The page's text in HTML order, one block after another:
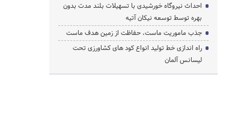
احداث نیروگاه خورشیدی با تسهیلات بلند مدت بدون
بهره توسط توسعه نیکان آتیه
جذب ماموریت ماست، حفاظت از زمین هدف ماست
راه اندازی خط تولید انواع کود های کشاورزی تحت
لیسانس آلمان